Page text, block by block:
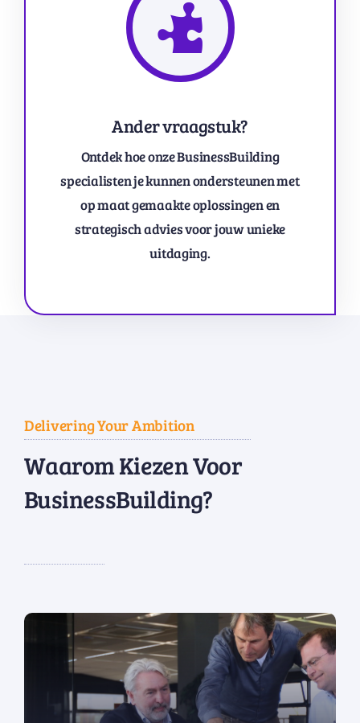
Ander vraagstuk?
Ontdek hoe onze BusinessBuilding
specialisten je kunnen ondersteunen met
op maat gemaakte oplossingen en
strategisch advies voor jouw unieke
uitdaging.
Delivering Your Ambition
Waarom Kiezen Voor
BusinessBuilding?